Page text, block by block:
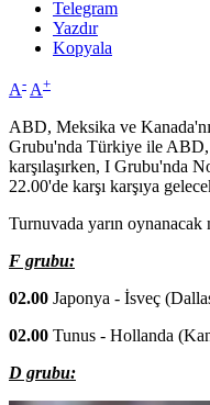
Telegram
Yazdır
Kopyala
A- A+
ABD, Meksika ve
Grubu'nda Türkiye ile ABD,
karşılaşırken, I Grubu'nda
22.00'de karşı karşıya
Turnuvada yarın oynanacak
F grubu:
02.00 Japonya - İsveç
02.00 Tunus - Hollanda
D grubu: